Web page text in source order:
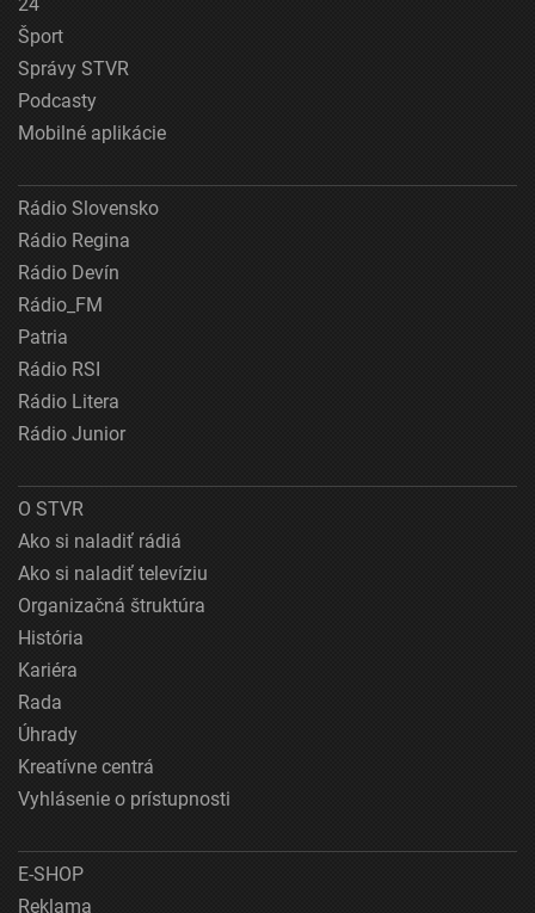
Šport
Správy STVR
Podcasty
Mobilné aplikácie
Rádio Slovensko
Rádio Regina
Rádio Devín
Rádio_FM
Patria
Rádio RSI
Rádio Litera
Rádio Junior
O STVR
Ako si naladiť rádiá
Ako si naladiť televíziu
Organizačná štruktúra
História
Kariéra
Rada
Úhrady
Kreatívne centrá
Vyhlásenie o prístupnosti
E-SHOP
Reklama